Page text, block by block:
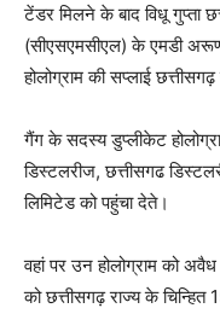
टेंडर मिलने के बाद विधू गुप्ता
(सीएसएमसीएल) के एमडी अरूण
होलोग्राम की सप्लाई
गैंग के सदस्य डुप्लीकेट
डिस्टलरीज, छत्तीसगढ
लिमिटेड को पहुंचा देते।
वहां पर उन होलोग्राम को
को छत्तीसगढ़ राज्य के चिन्हित